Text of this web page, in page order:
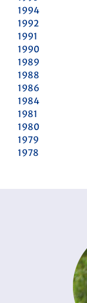
1994
1992
1991
1990
1989
1988
1986
1984
1981
1980
1979
1978